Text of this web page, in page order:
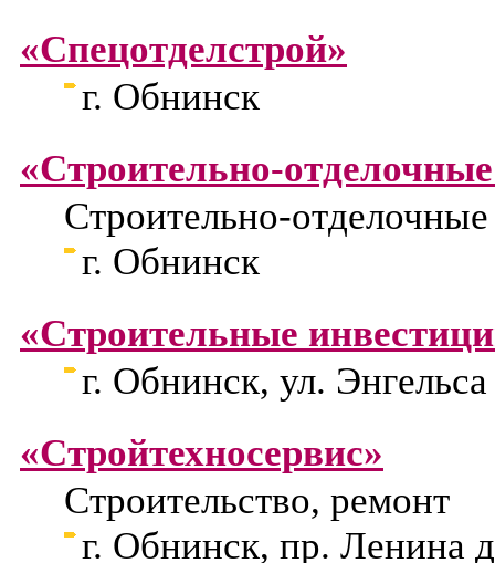
«Спецотделстрой»
г. Обнинск
«Строительно-
Строительно-
г. Обнинск
«Строительные
г. Обнинск, ул.
«Стройтехносервис»
Строительство, ремонт
г. Обнинск, пр. Ленина